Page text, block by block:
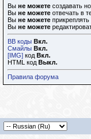
Вы не можете создавать
Вы не можете отвечать в
Вы не можете
Вы не можете
BB коды Вкл.
Смайлы Вкл.
[IMG] код Вкл.
HTML код Выкл.
Правила форума